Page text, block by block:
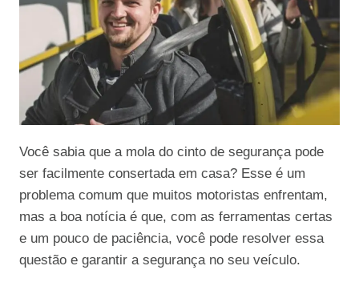
Você sabia que a mola do cinto de segurança pode
ser facilmente consertada em casa? Esse é um
problema comum que muitos motoristas enfrentam,
mas a boa notícia é que, com as ferramentas certas
e um pouco de paciência, você pode resolver essa
questão e garantir a segurança no seu veículo.